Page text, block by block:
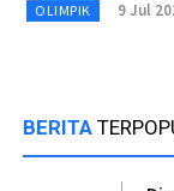
OLIMPIK 9 Jul
BERITA